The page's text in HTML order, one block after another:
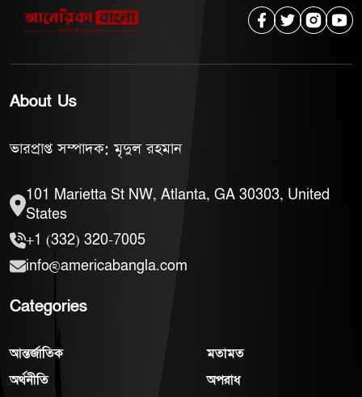
About Us
ভারপ্রাপ্ত সম্পাদক: মৃদুল রহমান
101 Marietta St NW, Atlanta, GA 30303, United
States
+1 (332) 320-7005
info@americabangla.com
Categories
আন্তর্জাতিক
অর্থনীতি
মতামত
অপরাধ